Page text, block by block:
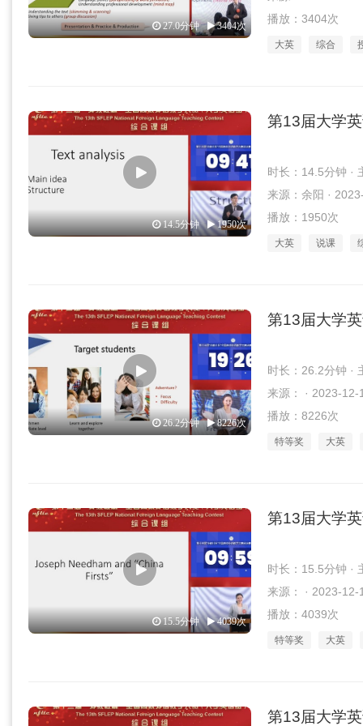
27.0分钟 3404次
播放：3404次
大英 综合
14.5分钟 1950次
第13届大学
时长：14.5分钟 ·
来源：余阳 ·
播放：1950次
大英 说课
26.2分钟 8226次
第13届大学
时长：26.2分钟 ·
来源： · 2023-12-
播放：8226次
特等奖 大英
15.5分钟 4039次
第13届大学
时长：15.5分钟 ·
来源： · 2023-12-
播放：4039次
特等奖 大英
第13届大学